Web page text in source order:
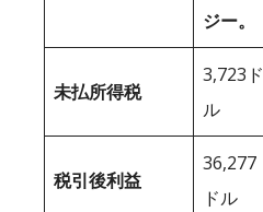
ジー。
未払所得税
3,723ド
ル
税引後利益
36,277
ドル